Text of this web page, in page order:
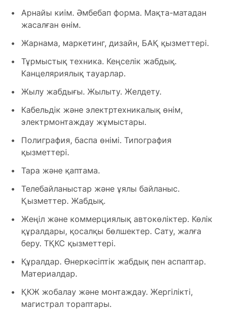
Арнайы киім. Әмбебап форма. Мақта-матадан
жасалған өнім.
Жарнама, маркетинг, дизайн, БАҚ қызметтері.
Тұрмыстық техника. Кеңселік жабдық.
Канцеляриялық тауарлар.
Жылу жабдығы. Жылыту. Желдету.
Кабельдік және электртехникалық өнім,
электрмонтаждау жұмыстары.
Полиграфия, баспа өнімі. Типография
қызметтері.
Тара және қаптама.
Телебайланыстар және ұялы байланыс.
Қызметтер. Жабдық.
Жеңіл және коммерциялық автокөліктер. Көлік
құралдары, қосалқы бөлшектер. Сату, жалға
беру. ТҚКС қызметтері.
Құралдар. Өнеркәсіптік жабдық пен аспаптар.
Материалдар.
ҚКЖ жобалау және монтаждау. Жергілікті,
магистрал тораптары.